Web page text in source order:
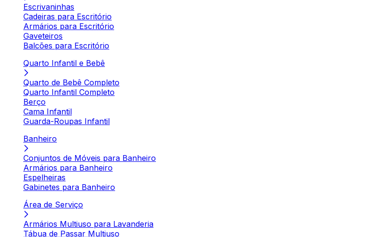
Escrivaninhas
Cadeiras para Escritório
Armários para Escritório
Gaveteiros
Balcões para Escritório
Quarto Infantil e Bebê
Quarto de Bebê Completo
Quarto Infantil Completo
Berço
Cama Infantil
Guarda-Roupas Infantil
Banheiro
Conjuntos de Móveis para Banheiro
Armários para Banheiro
Espelheiras
Gabinetes para Banheiro
Área de Serviço
Armários Multiuso para Lavanderia
Tábua de Passar Multiuso